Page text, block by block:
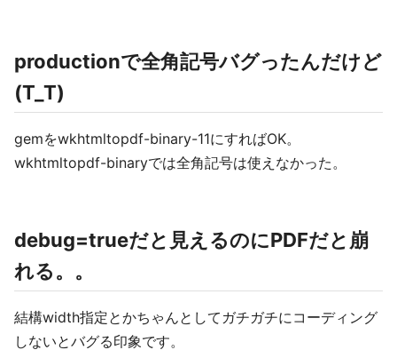
productionで全角記号バグったんだけど
(T_T)
gemをwkhtmltopdf-binary-11にすればOK。
wkhtmltopdf-binaryでは全角記号は使えなかった。
debug=trueだと見えるのにPDFだと崩
れる。。
結構width指定とかちゃんとしてガチガチにコーディング
しないとバグる印象です。